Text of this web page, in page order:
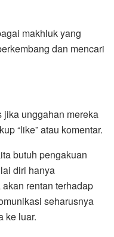
makhluk yang
dan mencari
jika unggahan mereka
“like” atau komentar.
butuh pengakuan
diri hanya
rentan terhadap
seharusnya
ke luar.